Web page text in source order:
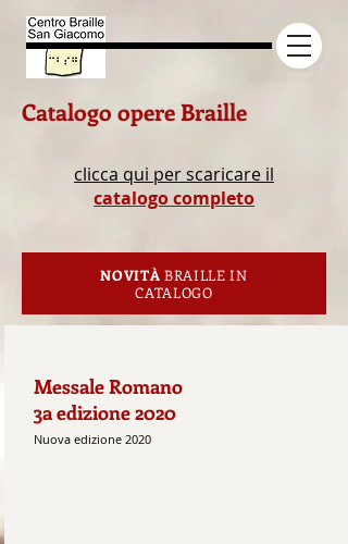
Catalogo opere Braille
clicca qui per scaricare il
catalogo completo
NOVITÀ BRAILLE IN
CATALOGO
Messale Romano
3a edizione 2020
Nuova edizione 2020